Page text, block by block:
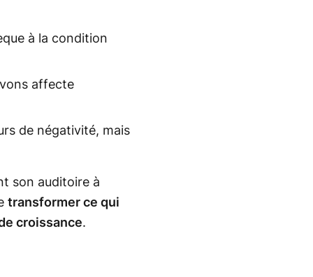
à la condition
affecte
de négativité, mais
son auditoire à
transformer ce qui
croissance.